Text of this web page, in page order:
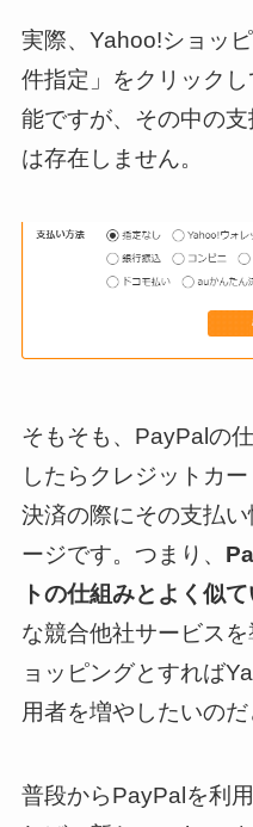
実際、Yahoo!ショッ
件指定」をクリック
能ですが、その中の
は存在しません。
そもそも、PayPalの
したらクレジットカ
決済の際にその支払
ージです。つまり、
トの仕組みとよく似
な競合他社サービス
ョッピングとすれば
用者を増やしたいのだ
普段からPayPalを利